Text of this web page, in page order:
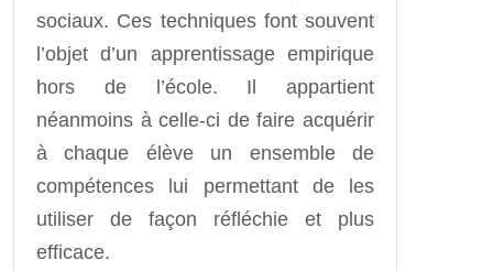
sociaux. Ces techniques font souvent
l’objet d’un apprentissage empirique
hors de l’école. Il appartient
néanmoins à celle-ci de faire acquérir
à chaque élève un ensemble de
compétences lui permettant de les
utiliser de façon réfléchie et plus
efficace.